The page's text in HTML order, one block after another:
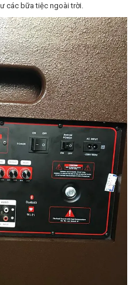
các bữa tiệc ngoài trời.